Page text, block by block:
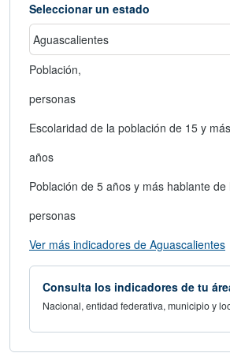
Seleccionar un estado
Población,
personas
Escolaridad de la población de 15 y
años
Población de 5 años y más hablante
personas
Ver más indicadores de Aguascalientes
Consulta los indicadores de tu
Nacional, entidad federativa, municipio y